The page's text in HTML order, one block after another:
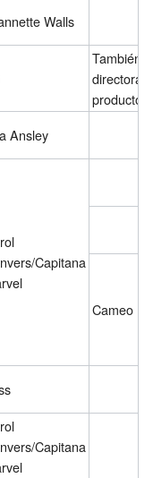
Walls
También
directora y
productora
Ansley
Capitana
Cameo
Capitana